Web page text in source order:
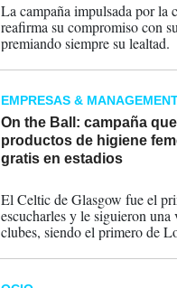
La campaña impulsada por la
reafirma su compromiso con
premiando siempre su lealtad.
EMPRESAS &
On the Ball: campaña
productos de higiene
gratis en estadios
El Celtic de Glasgow fue el
escucharles y le siguieron una
clubes, siendo el primero de
República española con su
El Liverpool, el Brighton &